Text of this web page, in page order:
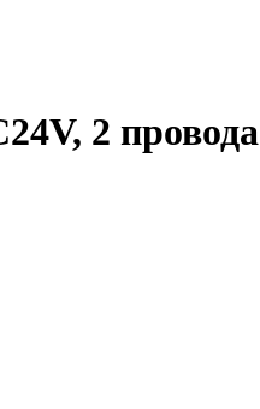
2 провода